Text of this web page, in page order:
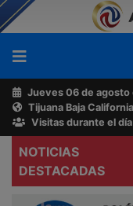
Jueves 06 de agosto
Tijuana Baja
Visitas durante el
NOTICIAS
DESTACADAS
que existen
Buscador
Acerca
de